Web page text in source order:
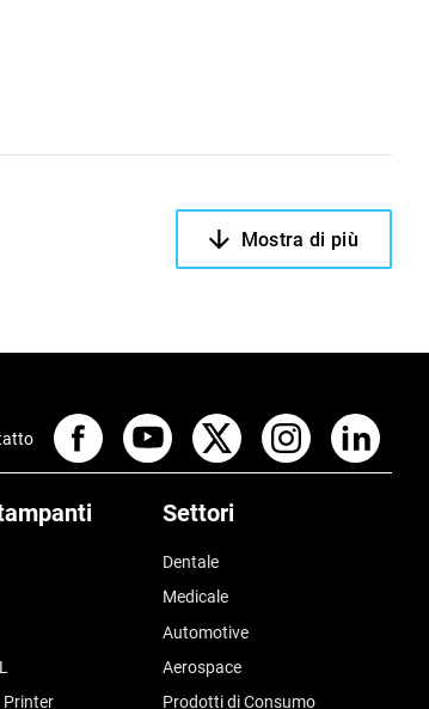
Mostra di più
Settori
Dentale
Medicale
Automotive
Aerospace
Prodotti di Consumo